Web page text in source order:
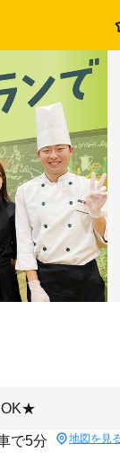
OK★
で5分 地図を見